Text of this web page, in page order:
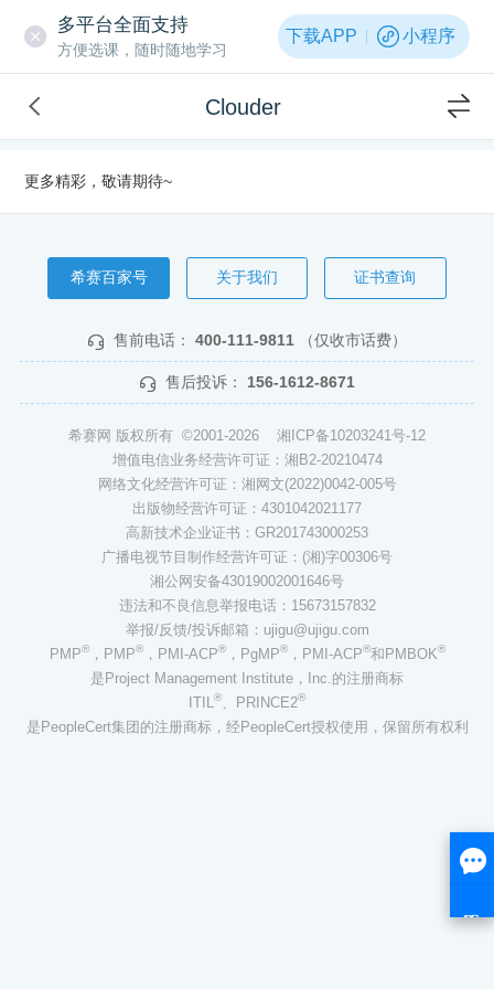
多平台全面支持
方便选课，随时随地学习
下载APP 小程序
Clouder
更多精彩，敬请期待~
希赛百家号 关于我们 证书查询
售前电话： 400-111-9811 （仅收市话费）
售后投诉： 156-1612-8671
希赛网 版权所有 ©2001-2026 湘ICP备10203241号-12
增值电信业务经营许可证：湘B2-20210474
网络文化经营许可证：湘网文(2022)0042-005号
出版物经营许可证：4301042021177
高新技术企业证书：GR201743000253
广播电视节目制作经营许可证：(湘)字00306号
湘公网安备43019002001646号
违法和不良信息举报电话：15673157832
举报/反馈/投诉邮箱：ujigu@ujigu.com
PMP®，PMP®，PMI-ACP®，PgMP®，PMI-ACP®和PMBOK®
是Project Management Institute，Inc.的注册商标
ITIL®、PRINCE2®
是PeopleCert集团的注册商标，经PeopleCert授权使用，保留所有权利